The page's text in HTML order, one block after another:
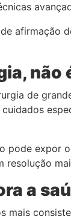
afirmação
não
de
pode expor
resolução
a
mais